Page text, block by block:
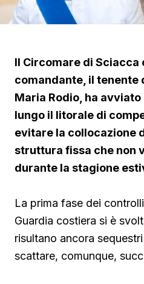
Il Circomare di Sciacca
comandante, il tenente
Maria Rodio, ha
lungo il litorale di
evitare la collocazione
struttura fissa che non
durante la stagione
La prima fase dei
Guardia costiera si è
risultano ancora
scattare, comunque,